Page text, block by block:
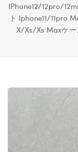
IPhone12/12pro/
ト Iphone11/11pro
X/xs/xs Maxケー